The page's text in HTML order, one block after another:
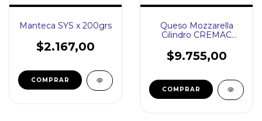
Manteca SYS x 200grs
$2.167,00
Queso Mozzarella
Cilindro CREMAC
$9.755,00